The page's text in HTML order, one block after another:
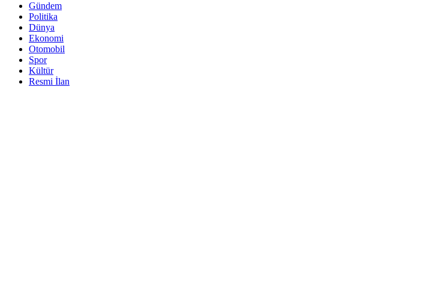
Gündem
Politika
Dünya
Ekonomi
Otomobil
Spor
Kültür
Resmi İlan